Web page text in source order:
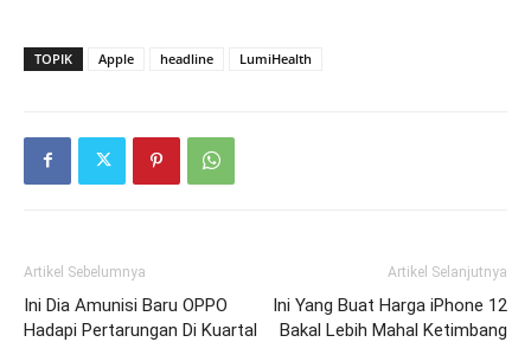
TOPIK Apple headline LumiHealth
Artikel Sebelumnya
Ini Dia Amunisi Baru OPPO
Hadapi Pertarungan Di Kuartal
Artikel Selanjutnya
Ini Yang Buat Harga iPhone 12
Bakal Lebih Mahal Ketimbang